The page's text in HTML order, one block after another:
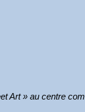
Art » au centre